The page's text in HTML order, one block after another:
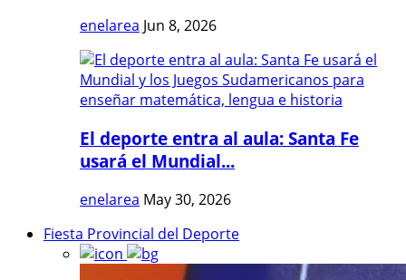
enelarea Jun 8, 2026
El deporte entra al aula: Santa Fe
usará el Mundial...
enelarea May 30, 2026
Fiesta Provincial del Deporte